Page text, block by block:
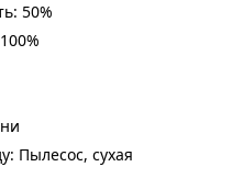
50%
Пылесос, сухая